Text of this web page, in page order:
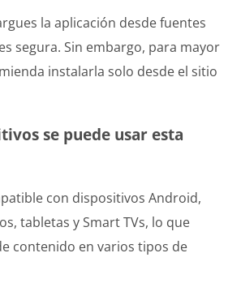
la aplicación desde fuentes
segura. Sin embargo, para mayor
instalarla solo desde el sitio
se puede usar esta
con dispositivos Android,
tabletas y Smart TVs, lo que
contenido en varios tipos de